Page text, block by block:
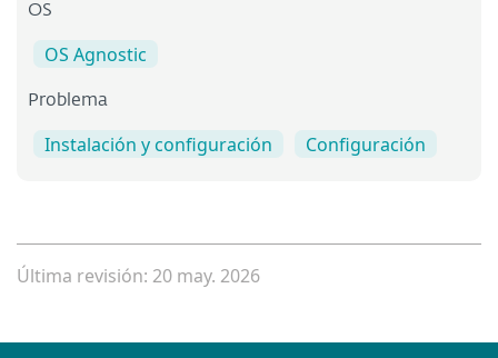
OS
OS Agnostic
Problema
Instalación y configuración Configuración
Última revisión: 20 may. 2026